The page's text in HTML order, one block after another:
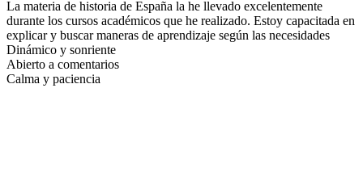
La materia de historia de España la he llevado excelentemente
durante los cursos académicos que he realizado. Estoy capacitada en
explicar y buscar maneras de aprendizaje según las necesidades
Dinámico y sonriente
Abierto a comentarios
Calma y paciencia